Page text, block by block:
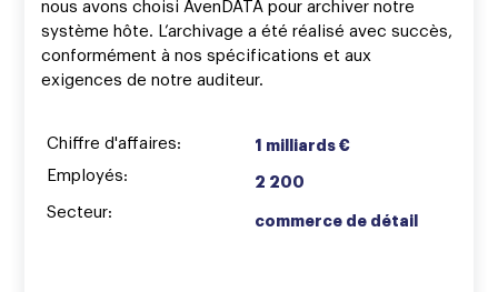
nous avons choisi AvenDATA pour archiver notre
système hôte. L’archivage a été réalisé avec succès,
conformément à nos spécifications et aux
exigences de notre auditeur.
Chiffre d'affaires:
Employés:
Secteur:
1 milliards €
2 200
commerce de détail